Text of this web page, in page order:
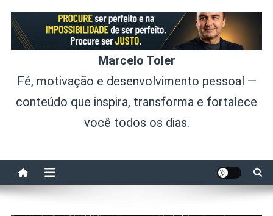
content
Marcelo Toler
Fé, motivação e desenvolvimento pessoal —
conteúdo que inspira, transforma e fortalece
você todos os dias.